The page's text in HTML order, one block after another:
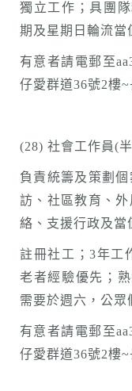
獨立工作；具團
期及星期日輪流當
有意者請電郵至
仔愛群道36號2樓
(28) 社會工作員(
負責統籌及策劃
訪、社區教育、
絡、支援行政及當
註冊社工；3年工
老者經驗優先；
需要於週六，公眾
有意者請電郵至
仔愛群道36號2樓